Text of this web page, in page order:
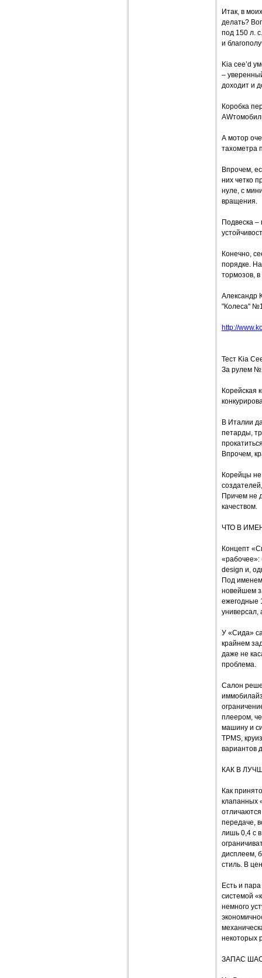
Итак, в
делать?
под 150 л.
и
Kia cee’d
–
доходит и
Коробка
А мотор
тахометра
Впрочем,
них четко
нуле, с
вращения.
Подвеска –
Конечно,
порядке.
тормозов,
Александр
"Колеса"
http://
Тест Kia
За рулем
Корейская
В Италии
петарды,
Впрочем,
Корейцы
Причем не
качеством.
ЧТО В
Концепт
«рабочее»:
design и,
Под
новейшем
ежегодные
универсал,
У «Сида»
крайнем
даже не
проблема.
Салон
плеером,
машину и
TPMS,
вариантов
КАК В
Как
клапанных
передаче,
лишь 0,4 с
дисплеем,
стиль. В
Есть и
системой
немного
некоторых
ЗАПАС